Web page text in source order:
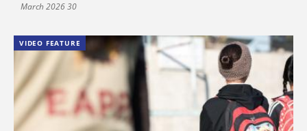
30 March 2026
VIDEO FEATURE